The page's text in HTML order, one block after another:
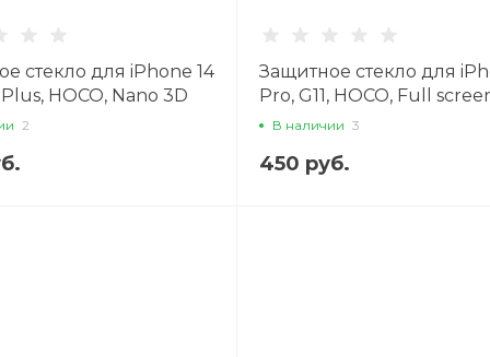
стекло для iPhone 14
HOCO, Nano 3D
glass, черное
2
Защитное стекло для
Pro, G11, HOCO, Full
privacy protection
В наличии 3
450 руб.